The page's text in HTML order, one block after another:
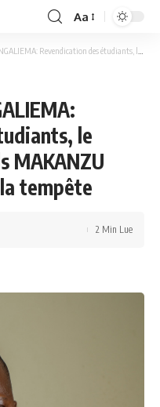
Font
Resizer
Aa
des étudiants, le Directeur Général Fils MAKANZU IMWANGANA calme la tempête
le
MAKANZU
tempête
2 Min Lue